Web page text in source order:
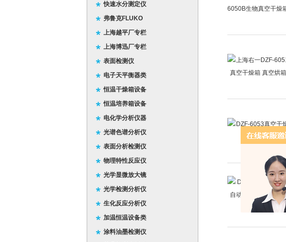
快速水分测定仪
弗鲁克FLUKO
上海越平厂专栏
上海博迅厂专栏
表面检测仪
电子天平衡器类
恒温干燥箱设备
恒温培养箱设备
电化学分析仪器
光谱色谱分析仪
表面分析检测仪
物理特性反应仪
光学显微放大镜
光学检测分析仪
生化反应分析仪
加温恒温设备类
涂料油墨检测仪